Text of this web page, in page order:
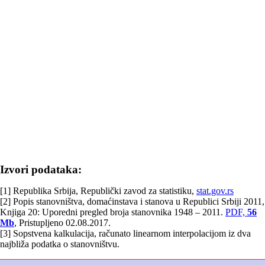
Izvori podataka:
[1] Republika Srbija, Republički zavod za statistiku, stat.gov.rs
[2] Popis stanovništva, domaćinstava i stanova u Republici Srbiji 2011,
Knjiga 20: Uporedni pregled broja stanovnika 1948 – 2011. PDF, 56
Mb, Pristupljeno 02.08.2017.
[3] Sopstvena kalkulacija, računato linearnom interpolacijom iz dva
najbliža podatka o stanovništvu.